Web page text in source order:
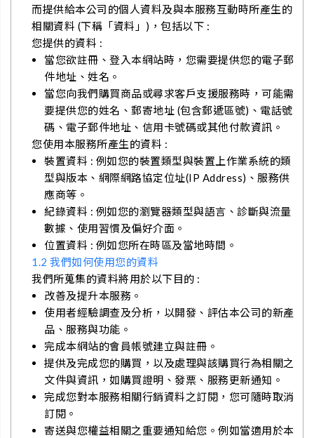
而提供給本公司的個人資料及與本服務互動時所產生的
相關資料 (下稱「資料」)，包括以下 :
您提供的資料 :
當您欲註冊、登入本網站時，您需要提供您的電子郵
件地址、姓名。
當您向我們購買商品或尋求客戶支援服務時，可能需
要提供您的姓名、郵寄地址 (包含郵遞區號)、電話號
碼、電子郵件地址、信用卡號碼或其他付款資訊。
您使用本服務所產生的資料 :
裝置資料 : 例如您的裝置類型與裝置上作業系統的類
型與版本、網際網路協定位址(IP Address)、服務供
應商等。
紀錄資料 : 例如您的瀏覽器類型與語言、診斷與流量
數據、使用習慣及偏好介面。
位置資料 : 例如您所在時區及當地時間。
1.2 我們如何使用您的資料
我們所蒐集的資料將用於以下目的 :
改善及提升本服務。
使用者經驗調查及分析，以開發、評估本公司的新產
品、服務與功能。
完成本網站的會員帳號建立與註冊。
提供及完成您的購買，以及處理與該購買行為相關之
文件與資訊，如購買證明、發票、服務更新通知。
完成您對本服務相關行銷資料之訂閱，您可隨時取消
訂閱。
寄送與您權益相關之重要通知給您。例如當適用於本